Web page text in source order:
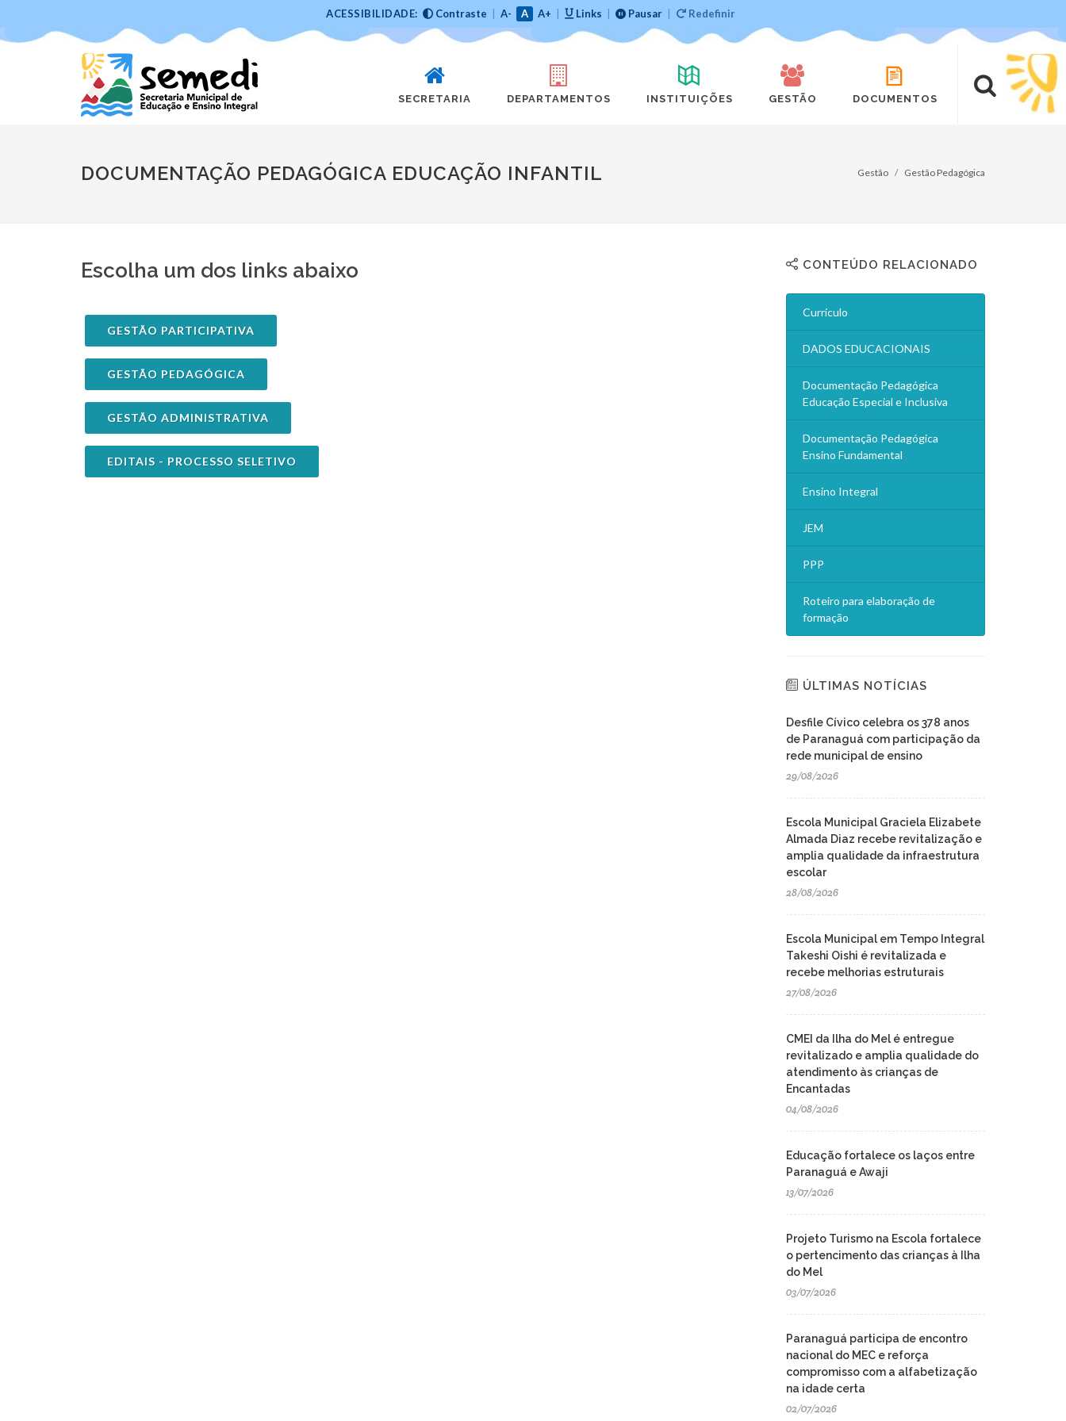
ACESSIBILIDADE: Contraste A- A A+ Links Pausar Redefinir
SECRETARIA DEPARTAMENTOS INSTITUIÇÕES GESTÃO DOCUMENTOS
DOCUMENTAÇÃO PEDAGÓGICA EDUCAÇÃO INFANTIL Gestão Gestão Pedagógica
Escolha um dos links abaixo
GESTÃO PARTICIPATIVA
GESTÃO PEDAGÓGICA
GESTÃO ADMINISTRATIVA
EDITAIS - PROCESSO SELETIVO
CONTEÚDO RELACIONADO
Currículo
DADOS EDUCACIONAIS
Documentação Pedagógica
Educação Especial e Inclusiva
Documentação Pedagógica
Ensino Fundamental
Ensino Integral
JEM
PPP
Roteiro para elaboração de
formação
ÚLTIMAS NOTÍCIAS
Desfile Cívico celebra os 378 anos
de Paranaguá com participação da
rede municipal de ensino
29/08/2026
Escola Municipal Graciela Elizabete
Almada Diaz recebe revitalização e
amplia qualidade da infraestrutura
escolar
28/08/2026
Escola Municipal em Tempo Integral
Takeshi Oishi é revitalizada e
recebe melhorias estruturais
27/08/2026
CMEI da Ilha do Mel é entregue
revitalizado e amplia qualidade do
atendimento às crianças de
Encantadas
04/08/2026
Educação fortalece os laços entre
Paranaguá e Awaji
13/07/2026
Projeto Turismo na Escola fortalece
o pertencimento das crianças à Ilha
do Mel
03/07/2026
Paranaguá participa de encontro
nacional do MEC e reforça
compromisso com a alfabetização
na idade certa
02/07/2026